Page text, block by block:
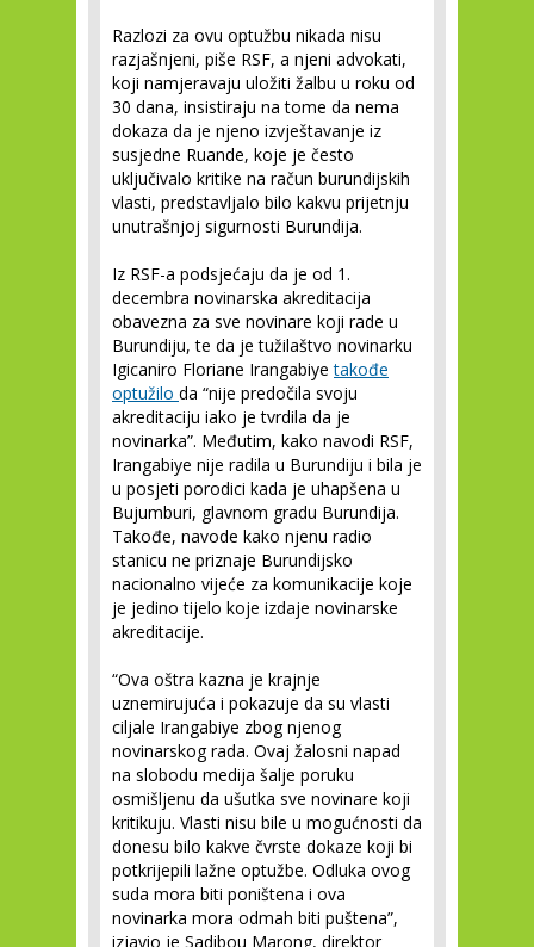
Razlozi za ovu optužbu nikada nisu
razjašnjeni, piše RSF, a njeni advokati,
koji namjeravaju uložiti žalbu u roku od
30 dana, insistiraju na tome da nema
dokaza da je njeno izvještavanje iz
susjedne Ruande, koje je često
uključivalo kritike na račun burundijskih
vlasti, predstavljalo bilo kakvu prijetnju
unutrašnjoj sigurnosti Burundija.
Iz RSF-a podsjećaju da je od 1.
decembra novinarska akreditacija
obavezna za sve novinare koji rade u
Burundiju, te da je tužilaštvo novinarku
Igicaniro Floriane Irangabiyetakođe
optužilo da “nije predočila svoju
akreditaciju iako je tvrdila da je
novinarka”. Međutim, kako navodi RSF,
Irangabiye nije radila u Burundiju i bila je
u posjeti porodici kada je uhapšena u
Bujumburi, glavnom gradu Burundija.
Takođe, navode kako njenu radio
stanicu ne priznaje Burundijsko
nacionalno vijeće za komunikacije koje
je jedino tijelo koje izdaje novinarske
akreditacije.
“Ova oštra kazna je krajnje
uznemirujuća i pokazuje da su vlasti
ciljale Irangabiye zbog njenog
novinarskog rada. Ovaj žalosni napad
na slobodu medija šalje poruku
osmišljenu da ušutka sve novinare koji
kritikuju. Vlasti nisu bile u mogućnosti da
donesu bilo kakve čvrste dokaze koji bi
potkrijepili lažne optužbe. Odluka ovog
suda mora biti poništena i ova
novinarka mora odmah biti puštena”,
izjavio je Sadibou Marong, direktor